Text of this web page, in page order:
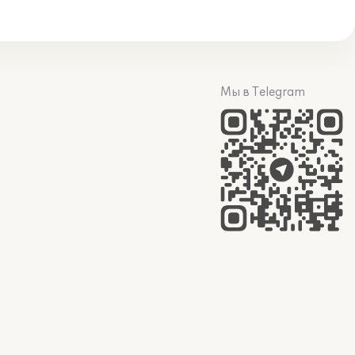
Мы в Telegram